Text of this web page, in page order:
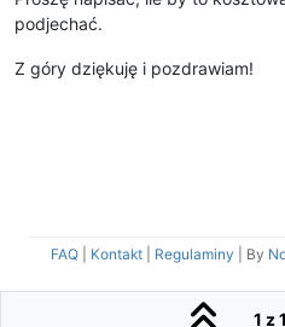
podjechać.
Z góry dziękuję i pozdrawiam!
1 z 1
FAQ| Kontakt| Regulaminy | By